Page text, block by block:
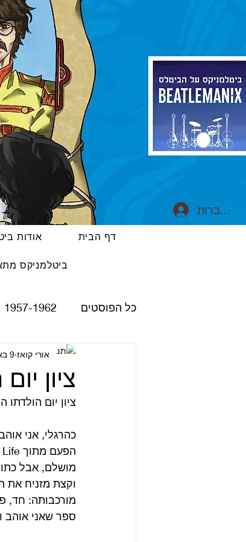
דף הבית אודות
ביטלמניקס
כל הפוסטים 1957-1962
Please Please Me
Rubber Soul
- White Album
קאברים
ציון יום
אורי קואז 9 באוק׳ 2025
ציון יום הולדתו ה-85 של ג'ון לנון
כהרגלי, אני
מושלם, אבל
וקצת מזניח את
מורכבותה: חד,
ספר שאני אוהב